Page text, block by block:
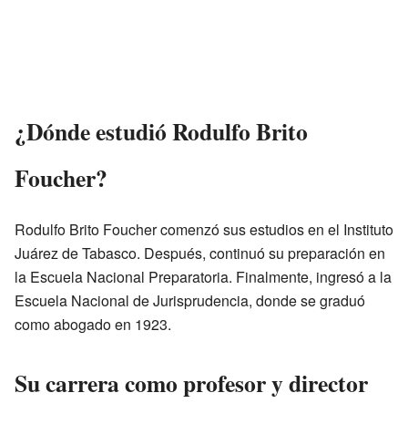
¿Dónde estudió Rodulfo Brito
Foucher?
Rodulfo Brito Foucher comenzó sus estudios en el Instituto
Juárez de Tabasco. Después, continuó su preparación en
la Escuela Nacional Preparatoria. Finalmente, ingresó a la
Escuela Nacional de Jurisprudencia, donde se graduó
como abogado en 1923.
Su carrera como profesor y director